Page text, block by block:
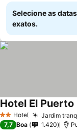
Selecione as
exatos.
2 Estrelas
Hotel Jardim
Hotel El Puerto
7,7 Boa 1.420